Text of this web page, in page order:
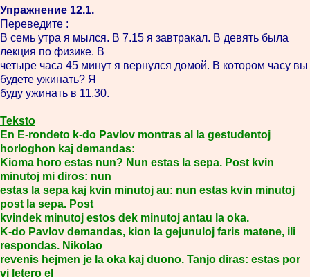
Упражнение 12.1.
Переведите :
В семь утра я мылся. В 7.15 я завтракал. В девять была
лекция по физике. В
четыре часа 45 минут я вернулся домой. В котором часу вы
будете ужинать? Я
буду ужинать в 11.30.
Teksto
En E-rondeto k-do Pavlov montras al la gestudentoj
horloghon kaj demandas:
Kioma horo estas nun? Nun estas la sepa. Post kvin
minutoj mi diros: nun
estas la sepa kaj kvin minutoj au: nun estas kvin minutoj
post la sepa. Post
kvindek minutoj estos dek minutoj antau la oka.
K-do Pavlov demandas, kion la gejunuloj faris matene, ili
respondas. Nikolao
revenis hejmen je la oka kaj duono. Tanjo diras: estas por
vi letero el